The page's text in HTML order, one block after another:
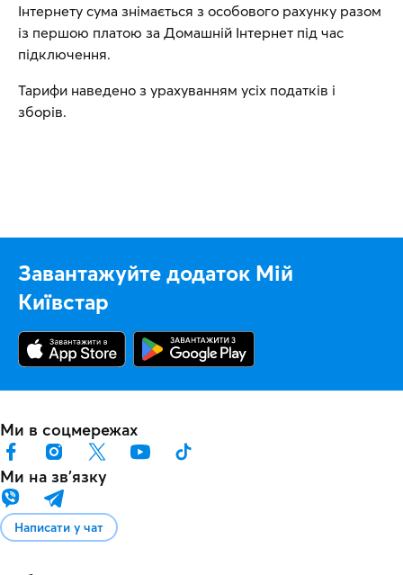
Інтернету сума знімається з особового рахунку разом
із першою платою за Домашній Інтернет під час
підключення.
Тарифи наведено з урахуванням усіх податків і
зборів.
Завантажуйте додаток Мій
Київстар
Ми в соцмережах
Ми на звʼязку
Написати у чат